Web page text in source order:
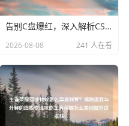
告别C盘爆红，深入解析CSGO默认安装机制、利弊分析与自定义迁移完全指南csgo安装步骤
2026-08-08 241 人在看